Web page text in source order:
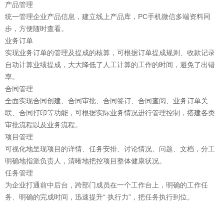
产品管理
统一管理企业产品信息，建立线上产品库，PC手机微信多端资料同
步，方便随时查看。
业务订单
实现业务订单的管理及提成的核算，可根据订单提成规则、收款记录
自动计算业绩提成，大大降低了人工计算的工作的时间，避免了出错
率。
合同管理
全面实现合同创建、合同审批、合同签订、合同查阅、业务订单关
联、合同打印等功能，可根据实际业务情况进行管理控制，搭建各类
审批流程以及业务流程。
项目管理
可视化地呈现项目的详情、任务安排、讨论情况、问题、文档，分工
明确地指派负责人，清晰地把控项目整体健康状况。
任务管理
为企业打通前中后台，跨部门成员在一个工作台上，明确的工作任
务、明确的完成时间，迅速提升“ 执行力”，把任务执行到位。